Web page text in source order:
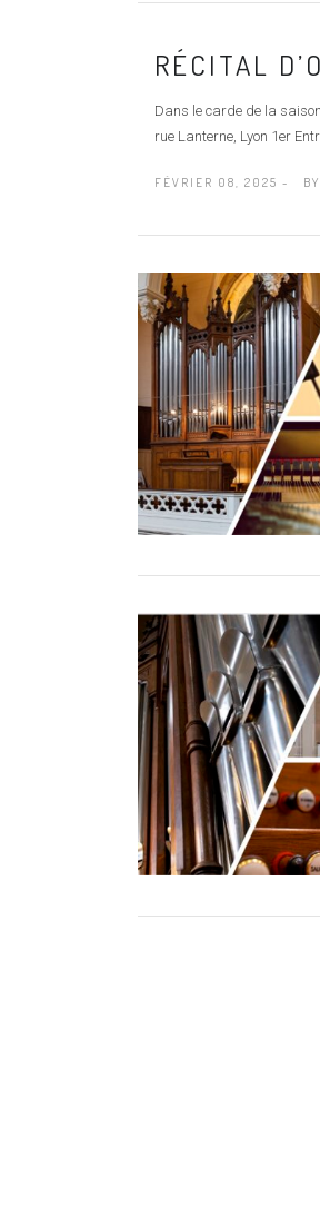
RÉCITAL
Dans le carde de la
rue Lanterne, Lyon 1er
FÉVRIER 08, 2025 - BY